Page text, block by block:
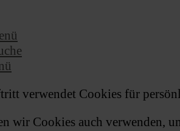
verwendet Cookies für
wir Cookies auch verwenden,